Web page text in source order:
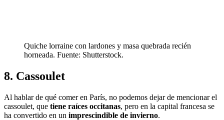
Quiche lorraine con lardones y masa quebrada recién
horneada. Fuente: Shutterstock.
8. Cassoulet
Al hablar de qué comer en París, no podemos dejar de mencionar el
cassoulet, que tiene raíces occitanas, pero en la capital francesa se
ha convertido en un imprescindible de invierno.